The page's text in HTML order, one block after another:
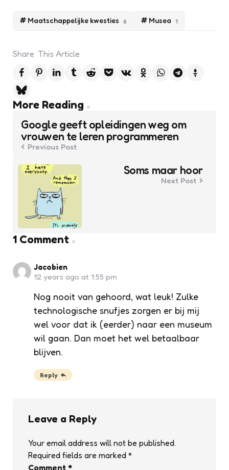
Maatschappelijke kwesties 6 Musea 1
Share This Article
More Reading
Post
navigation
Google geeft opleidingen weg om
vrouwen te leren programmeren
Previous Post
Soms maar hoor
Next Post
1 Comment
Jacobien
12 years ago at 1:55 pm
Nog nooit van gehoord, wat leuk! Zulke
technologische snufjes zorgen er bij mij
wel voor dat ik (eerder) naar een museum
wil gaan. Dan moet het wel betaalbaar
blijven.
Reply
Leave a Reply
Your email address will not be published.
Required fields are marked *
Comment *